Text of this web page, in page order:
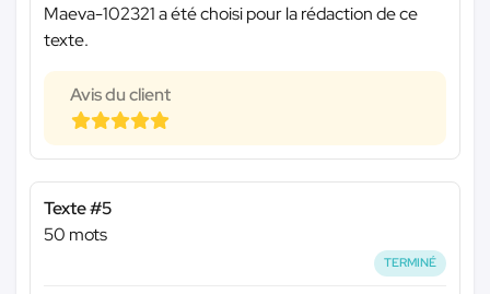
Maeva-102321 a été choisi pour la rédaction de ce
texte.
Avis du client
Texte #5
50 mots
TERMINÉ